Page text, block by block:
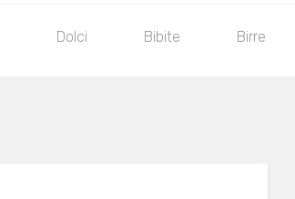
Dolci Bibite Birre